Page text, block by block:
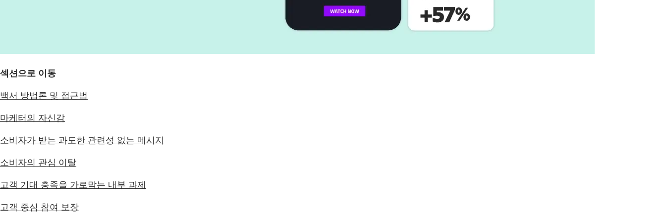
섹션으로 이동
백서 방법론 및 접근법
마케터의 자신감
소비자가 받는 과도한 관련성 없는 메시지
소비자의 관심 이탈
고객 기대 충족을 가로막는 내부 과제
고객 중심 참여 보장